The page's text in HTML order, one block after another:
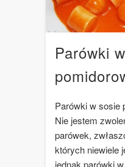
Parówki
Parówki w sosie
Nie jestem
parówek,
których niewiele
jednak parówki